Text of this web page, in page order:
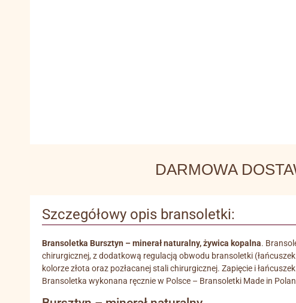
DARMOWA
Szczegółowy opis bransoletki:
Bransoletka Bursztyn – minerał naturalny, żywica kopalna.
chirurgicznej, z dodatkową regulacją obwodu bransoletki
kolorze złota oraz pozłacanej stali chirurgicznej. Zapięcie i
Bransoletka wykonana ręcznie w Polsce – Bransoletki Made in